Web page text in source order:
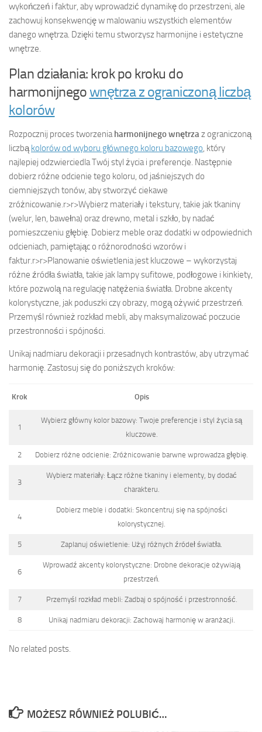
wykończeń i faktur, aby wprowadzić dynamikę do przestrzeni, ale
zachowuj konsekwencję w malowaniu wszystkich elementów
danego wnętrza. Dzięki temu stworzysz harmonijne i estetyczne
wnętrze.
Plan działania: krok po kroku do
harmonijnegownętrza z ograniczoną liczbą
kolorów
Rozpocznij proces tworzenia harmonijnego wnętrza z ograniczoną
liczbą kolorów od wyboru głównego koloru bazowego , który
najlepiej odzwierciedla Twój styl życia i preferencje. Następnie
dobierz różne odcienie tego koloru, od jaśniejszych do
ciemniejszych tonów, aby stworzyć ciekawe
zróżnicowanie. r>r>Wybierz materiały i tekstury, takie jak tkaniny
(welur, len, bawełna) oraz drewno, metal i szkło, by nadać
pomieszczeniu głębię. Dobierz meble oraz dodatki w odpowiednich
odcieniach, pamiętając o różnorodności wzorów i
faktur. r>r>Planowanie oświetlenia jest kluczowe – wykorzystaj
różne źródła światła, takie jak lampy sufitowe, podłogowe i kinkiety,
które pozwolą na regulację natężenia światła. Drobne akcenty
kolorystyczne, jak poduszki czy obrazy, mogą ożywić przestrzeń.
Przemyśl również rozkład mebli, aby maksymalizować poczucie
przestronności i spójności.
Unikaj nadmiaru dekoracji i przesadnych kontrastów, aby utrzymać
harmonię. Zastosuj się do poniższych kroków:
Krok Opis
1
Wybierz główny kolor bazowy: Twoje preferencje i styl życia są
kluczowe.
2 Dobierz różne odcienie: Zróżnicowanie barwne wprowadza głębię.
3
Wybierz materiały: Łącz różne tkaniny i elementy, by dodać
charakteru.
4
Dobierz meble i dodatki: Skoncentruj się na spójności
kolorystycznej.
5 Zaplanuj oświetlenie: Użyj różnych źródeł światła.
6
Wprowadź akcenty kolorystyczne: Drobne dekoracje ożywiają
przestrzeń.
7 Przemyśl rozkład mebli: Zadbaj o spójność i przestronność.
8 Unikaj nadmiaru dekoracji: Zachowaj harmonię w aranżacji.
No related posts.
MOŻESZ RÓWNIEŻ POLUBIĆ…